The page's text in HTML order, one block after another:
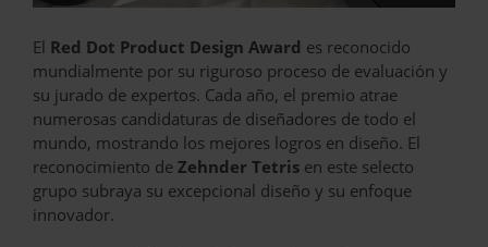
El Red Dot Product Design Award es reconocido
mundialmente por su riguroso proceso de evaluación y
su jurado de expertos. Cada año, el premio atrae
numerosas candidaturas de diseñadores de todo el
mundo, mostrando los mejores logros en diseño. El
reconocimiento de Zehnder Tetris en este selecto
grupo subraya su excepcional diseño y su enfoque
innovador.